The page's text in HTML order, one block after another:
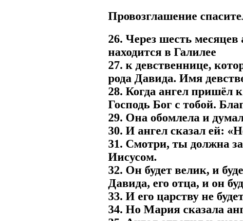
Провозглашение
26. Через шесть
находится в Галилее
27. к девственнице,
рода Давида. Имя
28. Когда ангел пришёл
Господь Бог с тобой.
29. Она обомлела и
30. И ангел сказал ей:
31. Смотри, ты должна
Иисусом.
32. Он будет велик, и
Давида, его отца, и он
33. И его царству не
34. Но Мария сказала